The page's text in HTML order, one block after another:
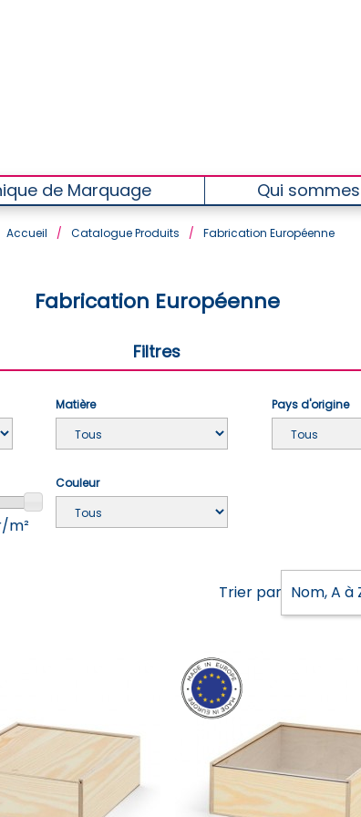
de Marquage Qui
Accueil / Catalogue Produits / Fabrication Européenne
Fabrication Européenne
Filtres
Matière Pays d'origine
m²
Couleur
Trier par : Nom, A à